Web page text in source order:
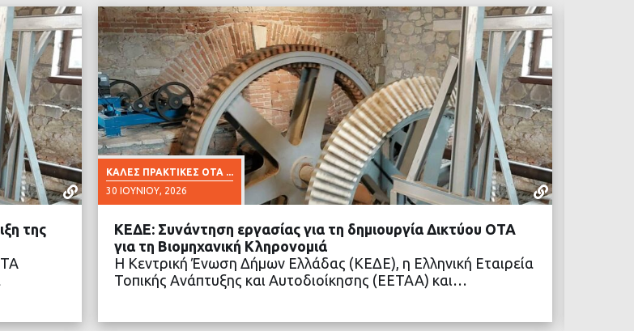
της
ΚΑΛΈΣ ΠΡΑΚΤΙΚΈΣ ΟΤΑ ...
30 ΙΟΥΝΊΟΥ, 2026
ΚΕΔΕ: Συνάντηση εργασίας για τη δημιουργία Δικτύου ΟΤΑ
για τη Βιομηχανική Κληρονομιά
Η Κεντρική Ένωση Δήμων Ελλάδας (ΚΕΔΕ), η Ελληνική Εταιρεία
Τοπικής Ανάπτυξης και Αυτοδιοίκησης (ΕΕΤΑΑ) και…